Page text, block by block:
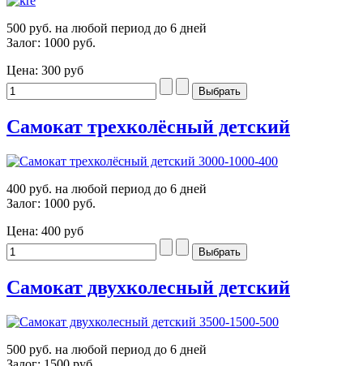
500 руб. на любой период до 6 дней
Залог: 1000 руб.
Цена: 300 руб
Самокат трехколёсный детский
400 руб. на любой период до 6 дней
Залог: 1000 руб.
Цена: 400 руб
Самокат двухколесный детский
500 руб. на любой период до 6 дней